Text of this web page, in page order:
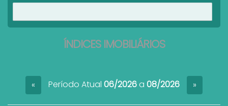
ÍNDICES IMOBILIÁRIOS
« Período Atual 06/2026a 08/2026 »